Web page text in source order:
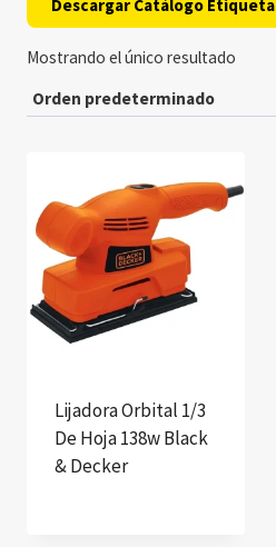
Descargar Catálogo Etiqueta
Mostrando el único resultado
Lijadora Orbital 1/3
De Hoja 138w Black
& Decker